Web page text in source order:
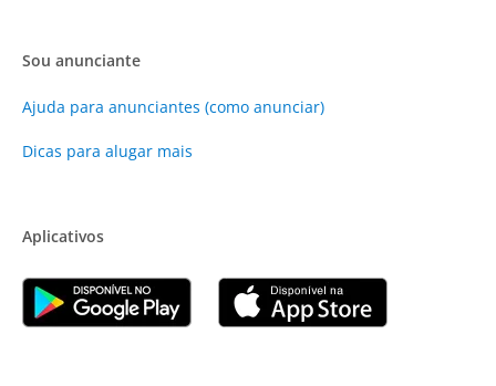
Sou anunciante
Ajuda para anunciantes (como anunciar)
Dicas para alugar mais
Aplicativos